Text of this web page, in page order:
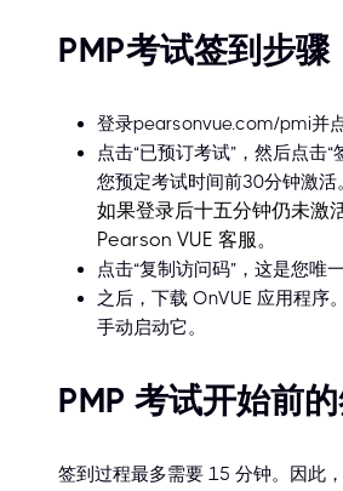
PMP考试签到步骤
登录pearsonvue.com/pmi并点
点击“已预订考试”，然后点击
您预定考试时间前30分钟激活。
如果登录后十五分钟仍未激
Pearson VUE 客服。
点击“复制访问码”，这是您唯
之后，下载 OnVUE 应用程序
手动启动它。
PMP 考试开始前的
签到过程最多需要 15 分钟。因此